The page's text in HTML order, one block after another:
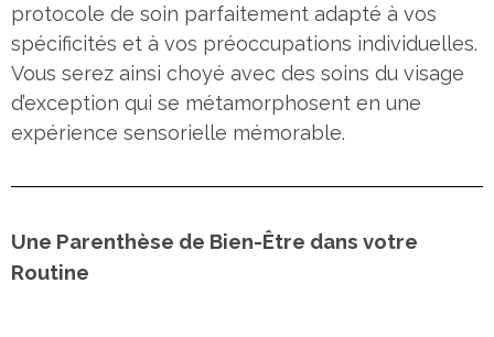
protocole de soin parfaitement adapté à vos
spécificités et à vos préoccupations individuelles.
Vous serez ainsi choyé avec des soins du visage
d’exception qui se métamorphosent en une
expérience sensorielle mémorable.
Une Parenthèse de Bien-Être dans votre
Routine